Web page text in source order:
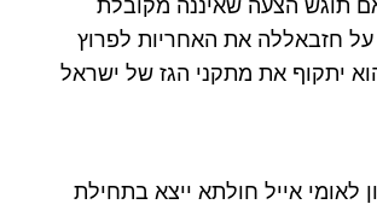
תוגש הצעה שאיננה מקובלת
על חזבאללה את האחריות לפרוץ
יתקוף את מתקני הגז של ישראל
לאומי אייל חולתא ייצא בתחילת